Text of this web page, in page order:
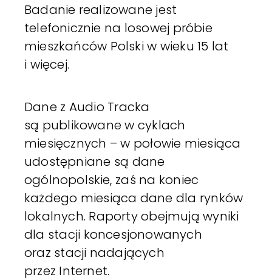
Badanie realizowane jest
telefonicznie na losowej próbie
mieszkańców Polski w wieku 15 lat
i więcej.
Dane z Audio Tracka
są publikowane w cyklach
miesięcznych – w połowie miesiąca
udostępniane są dane
ogólnopolskie, zaś na koniec
każdego miesiąca dane dla rynków
lokalnych. Raporty obejmują wyniki
dla stacji koncesjonowanych
oraz stacji nadających
przez Internet.